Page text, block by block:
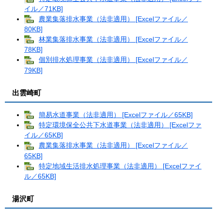
イル／71KB]
農業集落排水事業（法非適用） [Excelファイル／
80KB]
林業集落排水事業（法非適用） [Excelファイル／
78KB]
個別排水処理事業（法非適用） [Excelファイル／
79KB]
出雲崎町
簡易水道事業（法非適用） [Excelファイル／65KB]
特定環境保全公共下水道事業（法非適用） [Excelファ
イル／65KB]
農業集落排水事業（法非適用） [Excelファイル／
65KB]
特定地域生活排水処理事業（法非適用） [Excelファイ
ル／65KB]
湯沢町